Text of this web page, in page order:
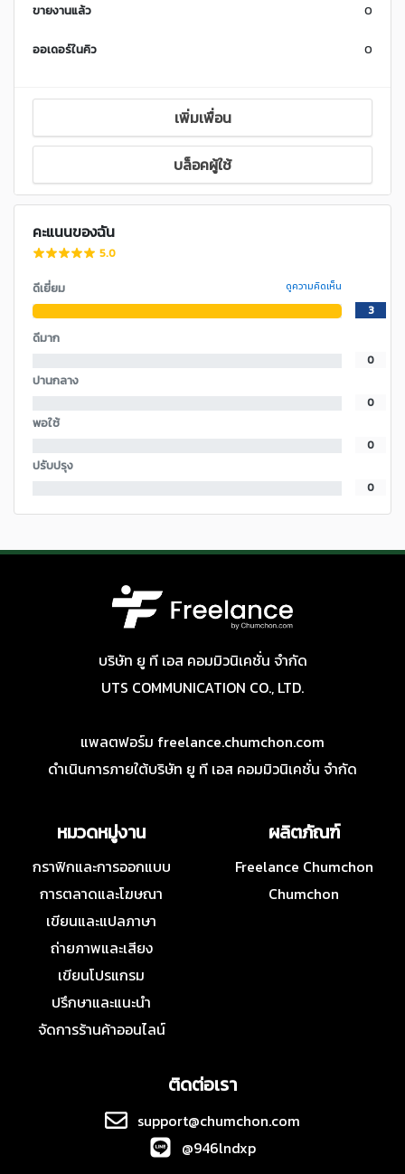
ขายงานแล้ว 0
ออเดอร์ในคิว 0
เพิ่มเพื่อน
บล็อคผู้ใช้
คะแนนของฉัน
5.0
ดีเยี่ยม ดูความคิดเห็น
3
ดีมาก
0
ปานกลาง
0
พอใช้
0
ปรับปรุง
0
บริษัท ยู ที เอส คอมมิวนิเคชั่น จำกัด
UTS COMMUNICATION CO., LTD.
แพลตฟอร์ม freelance.chumchon.com
ดำเนินการภายใต้บริษัท ยู ที เอส คอมมิวนิเคชั่น จำกัด
หมวดหมู่งาน
กราฟิกและการออกแบบ
การตลาดและโฆษณา
เขียนและแปลภาษา
ถ่ายภาพและเสียง
เขียนโปรแกรม
ปรึกษาและแนะนำ
จัดการร้านค้าออนไลน์
ผลิตภัณฑ์
Freelance Chumchon
Chumchon
ติดต่อเรา
support@chumchon.com
@946lndxp